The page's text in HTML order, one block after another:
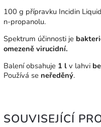
100 g přípravku Incidin
n-propanolu.
Spektrum účinnosti je
omezeně virucidní.
Balení obsahuje 1 l v lahvi
Používá se neředěný.
SOUVISEJÍCÍ